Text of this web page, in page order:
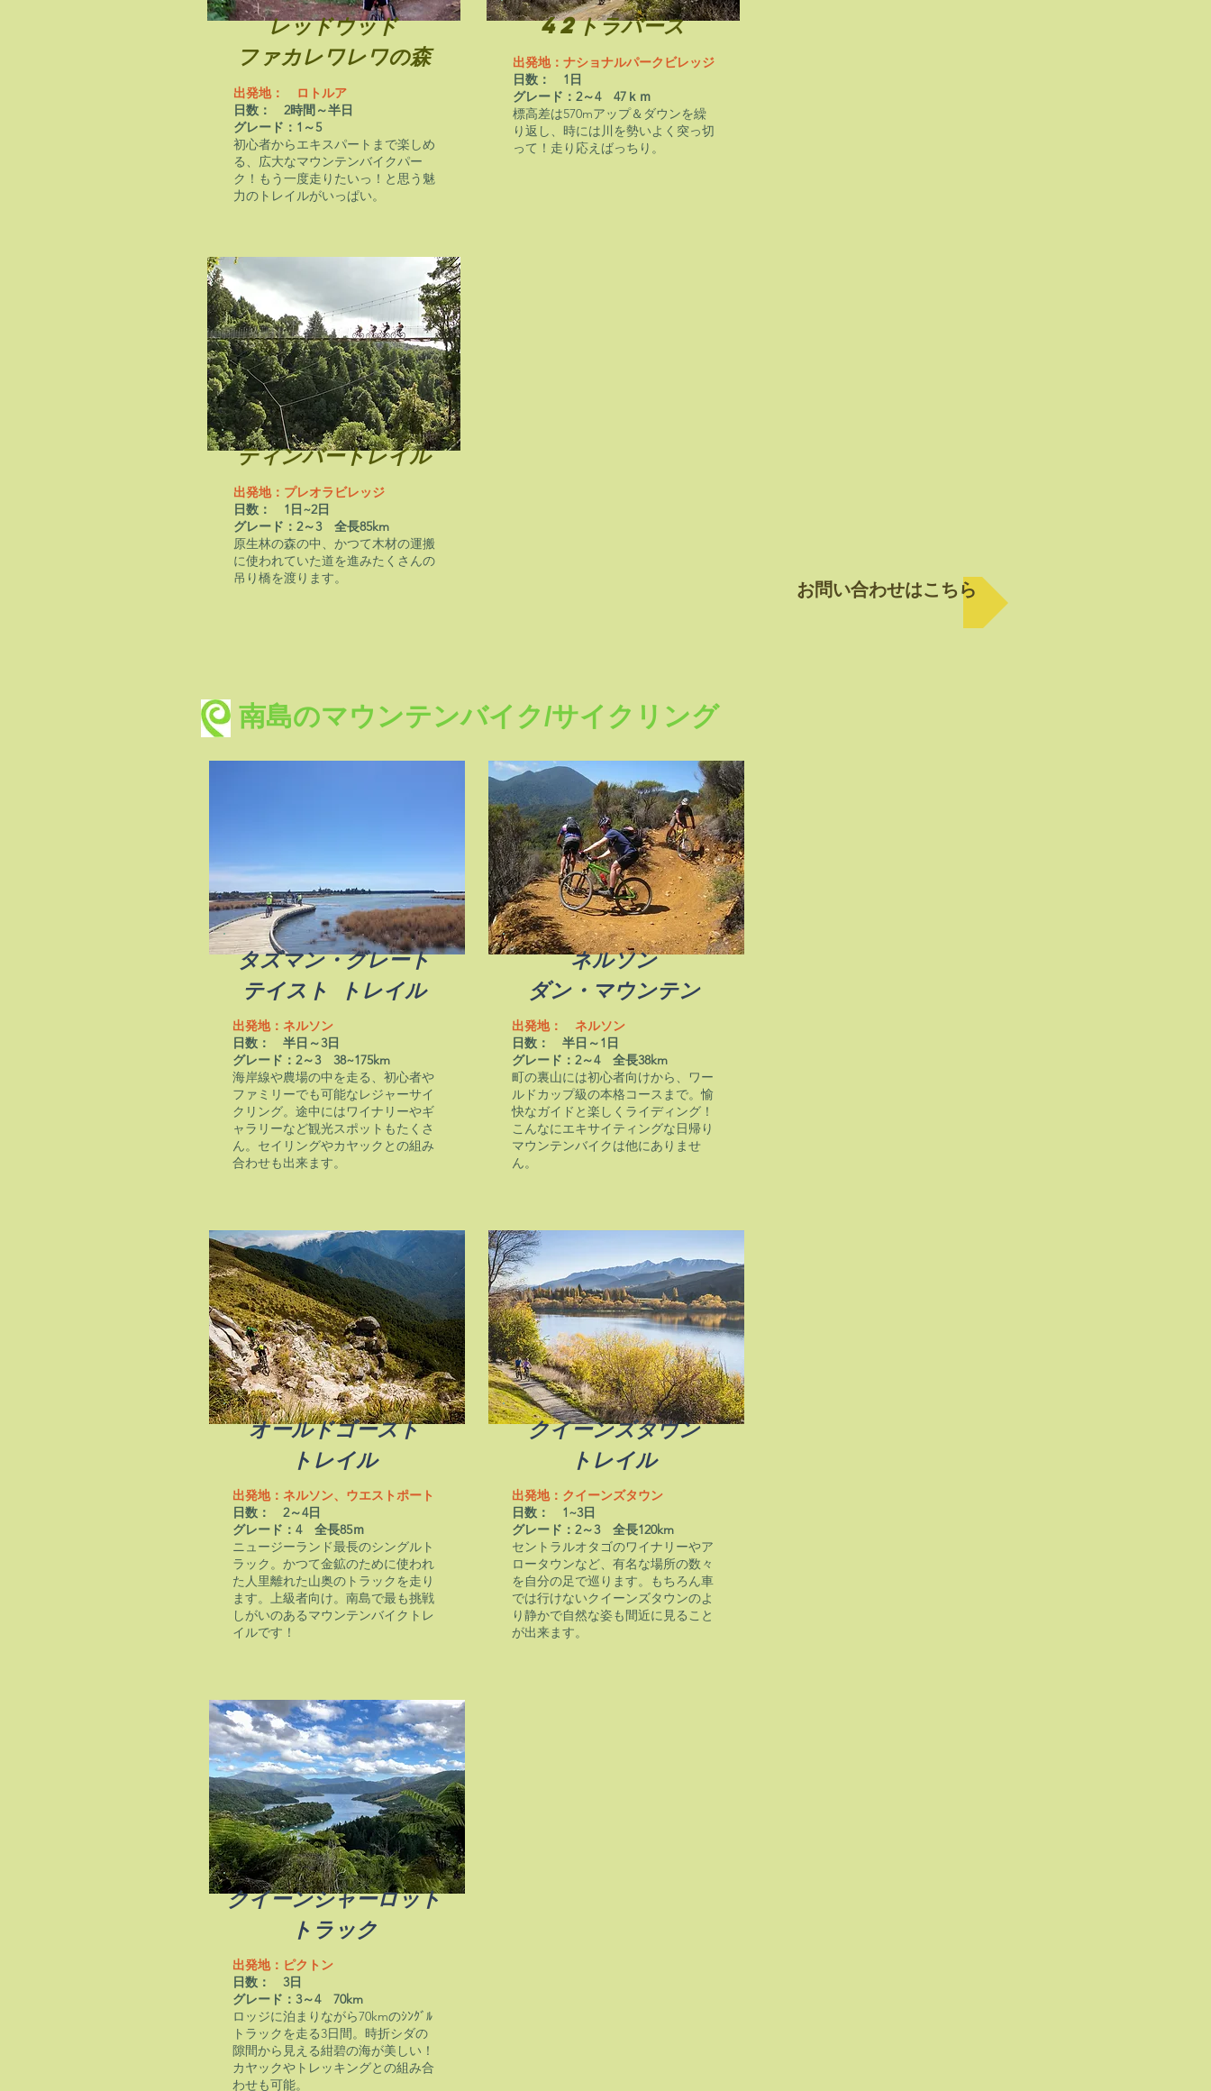
レッドウッド
ファカレワレワの森
出発地： ロトルア
日数： 2時間～半日
​グレード：1～5
初心者からエキスパートまで楽しめ
る、広大なマウンテンバイクパー
ク！もう一度走りたいっ！と思う魅
力のトレイルがいっぱい。
42トラバース
出発地：ナショナルパークビレッジ
日数： 1日
グレード：2～4 47ｋｍ
標高差は570mアップ＆ダウンを繰
り返し、時には川を勢いよく突っ切
って！走り応えばっちり。
​ティンバートレイル
出発地：プレオラビレッジ
日数： 1日~2日
グレード：2～3 全長85km
原生林の森の中、かつて木材の運搬
に使われていた道を進みたくさんの
吊り橋を渡ります。
お問い合わせはこちら
​南島のマウンテンバイク/サイクリング
タズマン・グレート
テイスト トレイル
出発地：ネルソン
日数： 半日～3日
​グレード：2～3 38~175km
海岸線や農場の中を走る、初心者や
ファミリーでも可能なレジャーサイ
クリング。途中にはワイナリーやギ
ャラリーなど観光スポットもたくさ
ん。セイリングやカヤックとの組み
合わせも出来ます。
オールドゴースト
トレイル
出発地：ネルソン、ウエストポート
日数： 2～4日
グレード：4 全長85ｍ
ニュージーランド最長のシングルト
ラック。かつて金鉱のために使われ
た人里離れた山奥のトラックを走り
ます。上級者向け。南島で最も挑戦
しがいのあるマウンテンバイクトレ
イルです！
ネルソン
​ダン・マウンテン
出発地： ネルソン
日数： 半日 ～1日
​グレード：2～4 全長38km
町の裏山には初心者向けから、ワー
ルドカップ級の本格コースまで。愉
快なガイドと楽しくライディング！
こんなにエキサイティングな日帰り
マウンテンバイクは他にありませ
ん。
クイーンズタウン
トレイル
出発地：クイーンズタウン
日数： 1~3日
グレード：2～3 全長120km
セントラルオタゴのワイナリーやア
ロータウンなど、有名な場所の数々
を自分の足で巡ります。もちろん車
では行けないクイーンズタウンのよ
り静かで自然な姿も間近に見ること
が出来ます。
クイーンシャーロット
トラック
出発地：ピクトン
日数： 3日
グレード：3～4 70km
ロッジに泊まりながら70kmのｼﾝｸﾞﾙ
トラックを走る3日間。時折シダの
隙間から見える紺碧の海が美しい！
カヤックやトレッキングとの組み合
わせも可能。